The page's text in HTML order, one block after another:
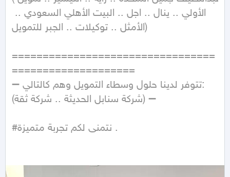
الأمثل .. توكيلات .. الجبر للتمويل)
=================================
====================
➖ تتوفر لدينا حلول وسطاء التمويل وهم كالتالي:
(شركة سنابل الحديثة .. شركة ثقة) ➖
#نتمنى لكم تجربة متميزة .